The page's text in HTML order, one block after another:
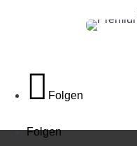
Folgen
Folgen